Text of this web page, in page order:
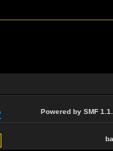
Powered by SMF